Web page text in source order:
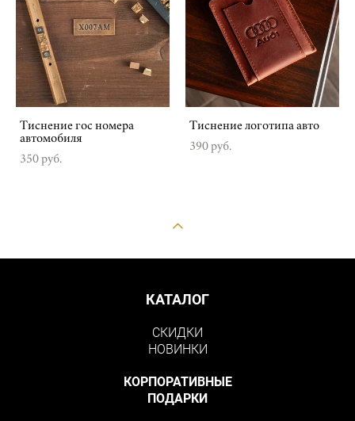
Тиснение гос номера
автомобиля
350 pуб.
Тиснение логотипа авто
390 pуб.
КАТАЛОГ
СКИДКИ
НОВИНКИ
КОРПОРАТИВНЫЕ
ПОДАРКИ